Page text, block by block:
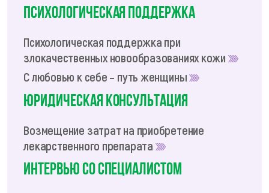
Психологическая поддержка
Психологическая поддержка при
злокачественных новообразованиях кожи
С любовью к себе – путь женщины
Юридическая консультация
Возмещение затрат на приобретение
лекарственного препарата
Интервью со специалистом